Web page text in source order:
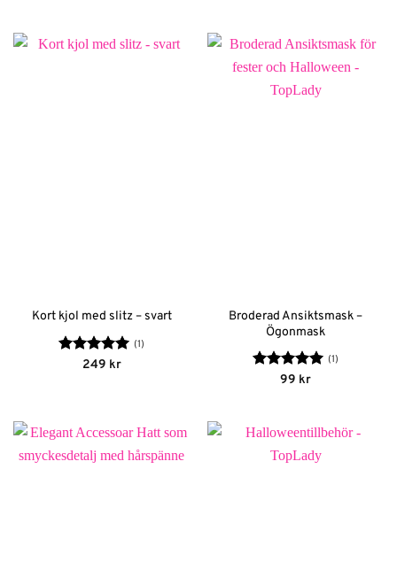
Kort kjol med slitz – svart
Betygsatt5
(1)
249 kr
Broderad Ansiktsmask –
Ögonmask
Betygsatt
(1)
99 kr